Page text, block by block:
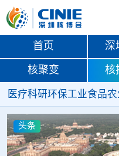
首页 深
核聚变 核
医疗科研环保工业食品农
头条